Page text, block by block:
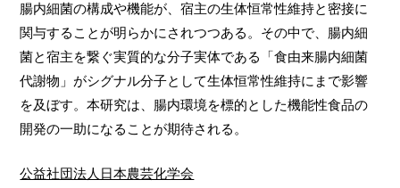
腸内細菌の構成や機能が、宿主の生体恒常性維持と密接に
関与することが明らかにされつつある。その中で、腸内細
菌と宿主を繋ぐ実質的な分子実体である「食由来腸内細菌
代謝物」がシグナル分子として生体恒常性維持にまで影響
を及ぼす。本研究は、腸内環境を標的とした機能性食品の
開発の一助になることが期待される。
公益社団法人日本農芸化学会